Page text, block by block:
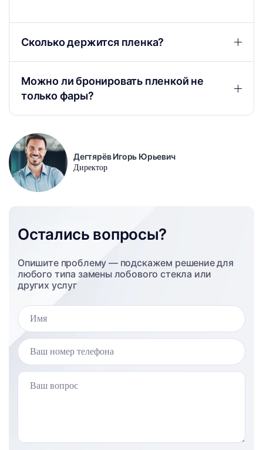
Сколько держится пленка?
Можно ли бронировать пленкой не
только фары?
Дегтярёв Игорь Юрьевич
Директор
Остались вопросы?
Опишите проблему — подскажем решение для
любого типа замены лобового стекла или
других услуг